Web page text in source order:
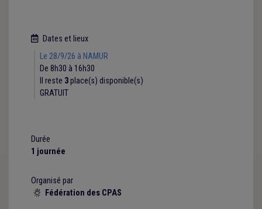
Dates et lieux
Le 28/9/26 à NAMUR
De 8h30 à 16h30
Il reste 3place(s) disponible(s)
GRATUIT
Durée
1 journée
Organisé par
 Fédération des CPAS